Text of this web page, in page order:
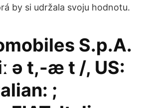
by si udržala svoju hodnotu.
S.p.A.
ə t,-æ t /, US:
;